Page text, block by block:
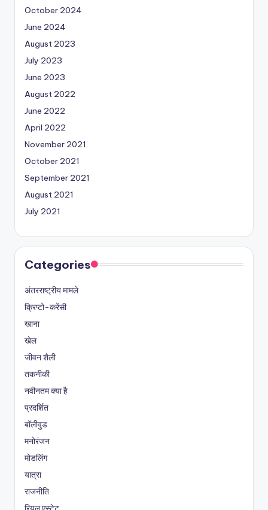
October 2024
June 2024
August 2023
July 2023
June 2023
August 2022
June 2022
April 2022
November 2021
October 2021
September 2021
August 2021
July 2021
Categories
अंतरराष्ट्रीय मामले
क्रिप्टो-करेंसी
खाना
खेल
जीवन शैली
तकनीकी
नवीनतम क्या है
प्रदर्शित
बॉलीवुड
मनोरंजन
मोडलिंग
यात्रा
राजनीति